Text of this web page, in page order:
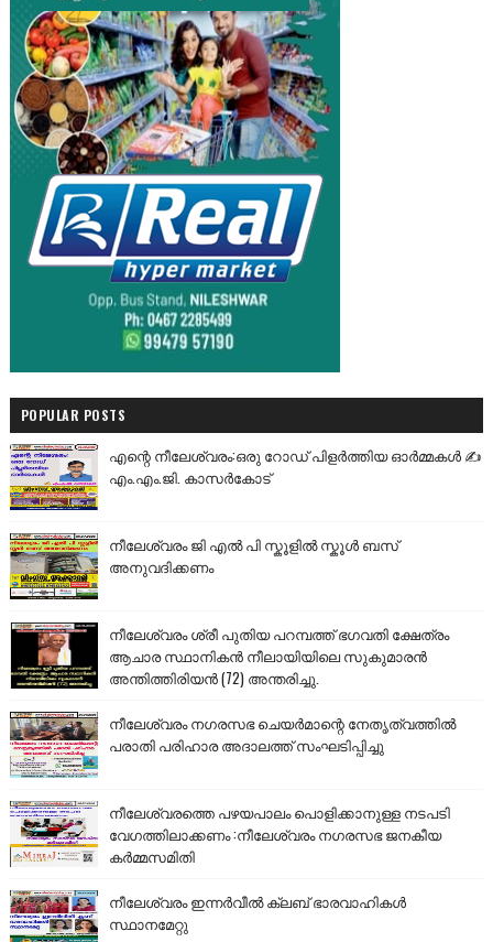
POPULAR POSTS
എന്റെ നീലേശ്വരം:ഒരു റോഡ് പിളർത്തിയ ഓർമ്മകൾ ✍️
എം.എം.ജി. കാസർകോട്
നീലേശ്വരം ജി എൽ പി സ്കൂളിൽ സ്കൂൾ ബസ്
അനുവദിക്കണം
നീലേശ്വരം ശ്രീ പുതിയ പറമ്പത്ത് ഭഗവതി ക്ഷേത്രം
ആചാര സ്ഥാനികൻ നീലായിയിലെ സുകുമാരൻ
അന്തിത്തിരിയൻ (72) അന്തരിച്ചു.
നീലേശ്വരം നഗരസഭ ചെയർമാന്റെ നേതൃത്വത്തിൽ
പരാതി പരിഹാര അദാലത്ത് സംഘടിപ്പിച്ചു
നീലേശ്വരത്തെ പഴയപാലം പൊളിക്കാനുള്ള നടപടി
വേഗത്തിലാക്കണം :നീലേശ്വരം നഗരസഭ ജനകീയ
കർമ്മസമിതി
നീലേശ്വരം ഇന്നർവീൽ ക്ലബ് ഭാരവാഹികൾ
സ്ഥാനമേറ്റു